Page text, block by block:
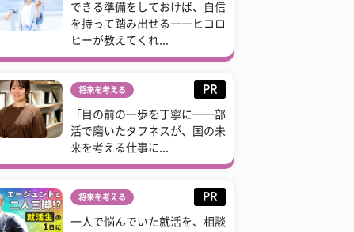
できる準備をしておけば、自信
を持って踏み出せる――ヒコロ
ヒーが教えてくれ...
将来を考える PR
「目の前の一歩を丁寧に──部
活で磨いたタフネスが、国の未
来を考える仕事に...
将来を考える PR
一人で悩んでいた就活を、相談